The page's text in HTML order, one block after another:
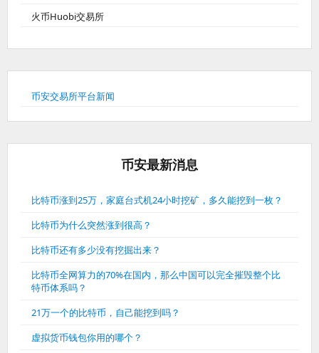
火币Huobi交易所
币安交易所平台新闻
币安最新消息
比特币涨到25万，家庭台式机24小时挖矿，多久能挖到一枚？
比特币为什么突然涨到很高？
比特币还有多少没有挖掘出来？
比特币全网算力的70%在国内，那么中国可以完全摧毁整个比
特币体系吗？
21万一个的比特币，自己能挖到吗？
虚拟货币钱包你用的哪个？